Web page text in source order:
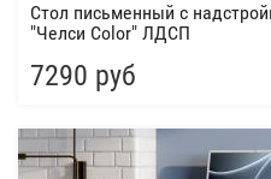
Стол письменный с
"Челси Сolor" ЛДСП
7290 руб